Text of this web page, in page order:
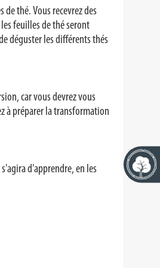
thé. Vous recevrez des
feuilles de thé seront
déguster les différents thés
car vous devrez vous
à préparer la transformation
d'apprendre, en les